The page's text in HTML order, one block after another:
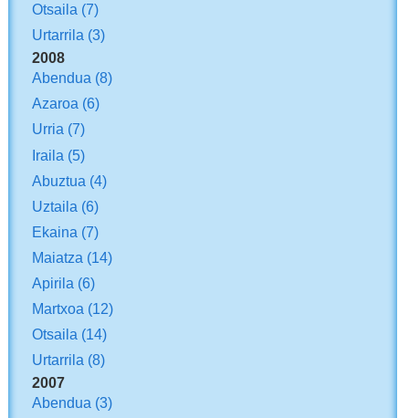
Otsaila (7)
Urtarrila (3)
2008
Abendua (8)
Azaroa (6)
Urria (7)
Iraila (5)
Abuztua (4)
Uztaila (6)
Ekaina (7)
Maiatza (14)
Apirila (6)
Martxoa (12)
Otsaila (14)
Urtarrila (8)
2007
Abendua (3)